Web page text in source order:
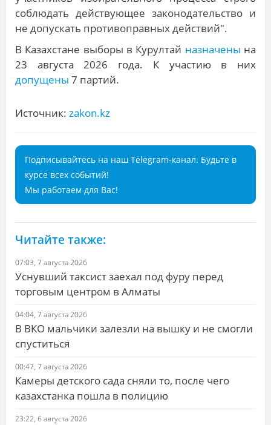
соблюдать действующее законодательство и
не допускать противоправных действий".
В Казахстане выборы в Курултай назначены на
23 августа 2026 года. К участию в них
допущены 7 партий.
Источник: zakon.kz
Подписывайтесь на наш Telegram-канал. Будьте в
курсе всех событий!
Мы работаем для Вас!
Читайте также:
07:03, 7 августа 2026
Уснувший таксист заехал под фуру перед
торговым центром в Алматы
04:04, 7 августа 2026
В ВКО мальчики залезли на вышку и не смогли
спуститься
00:47, 7 августа 2026
Камеры детского сада сняли то, после чего
казахстанка пошла в полицию
23:22, 6 августа 2026